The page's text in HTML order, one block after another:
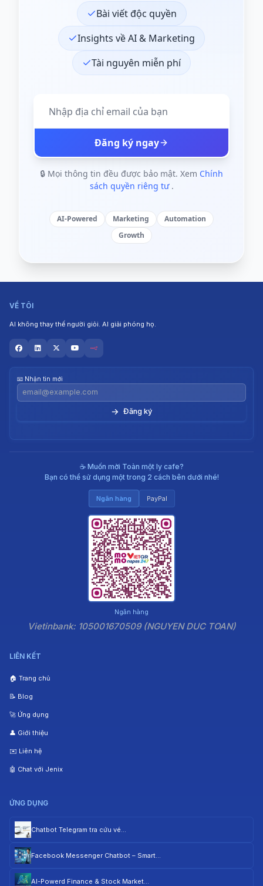
Bài viết độc quyền
Insights về AI & Marketing
Tài nguyên miễn phí
Đăng ký ngay
🔒 Mọi thông tin đều được bảo mật. Xem Chính
sách quyền riêng tư .
AI-Powered Marketing
Automation
Growth
VỀ TÔI
AI không thay thế người giỏi. AI giải phóng họ.
📧 Nhận tin mới
→
☕ Muốn mời Toàn một ly cafe?
Bạn có thể sử dụng một trong 2 cách bên dưới nhé!
Ngân hàng PayPal
Ngân hàng
Vietinbank: 105001670509 (NGUYEN DUC TOAN)
LIÊN KẾT
🏠 Trang chủ
📝 Blog
🚀 Ứng dụng
👤 Giới thiệu
✉️ Liên hệ
🤖 Chat với Jenix
ỨNG DỤNG
Chatbot Telegram tra cứu vé…
Facebook Messenger Chatbot – Smart…
AI-Powerd Finance & Stock Market…